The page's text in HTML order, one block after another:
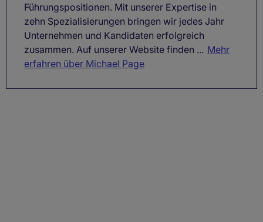
Führungspositionen. Mit unserer Expertise in
zehn Spezialisierungen bringen wir jedes Jahr
Unternehmen und Kandidaten erfolgreich
zusammen. Auf unserer Website finden ... Mehr
erfahren über Michael Page